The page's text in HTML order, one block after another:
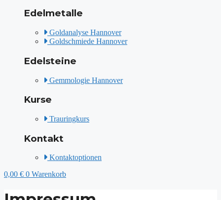
Edelmetalle
Goldanalyse Hannover
Goldschmiede Hannover
Edelsteine
Gemmologie Hannover
Kurse
Trauringkurs
Kontakt
Kontaktoptionen
0,00 € 0 Warenkorb